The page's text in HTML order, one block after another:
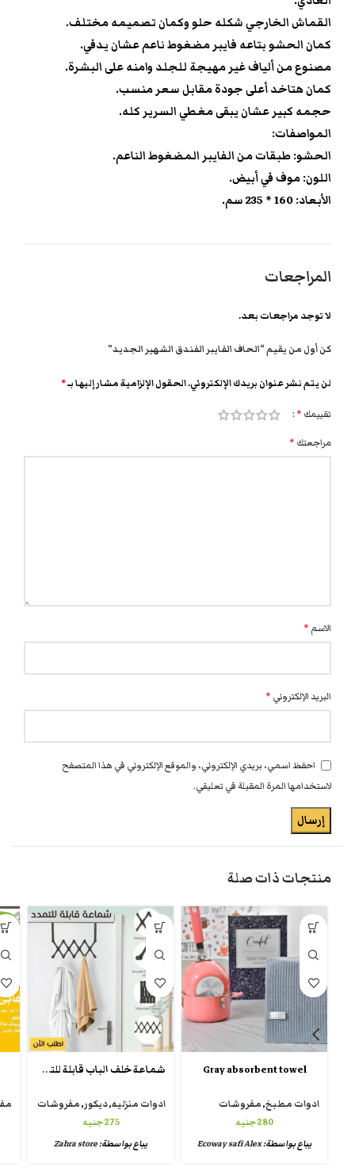
القماش الخارجي شكله حلو وكمان تصميمه مختلف.
كمان الحشو بتاعه فايبر مضغوط ناعم عشان يدفي.
مصنوع من ألياف غير مهيجة للجلد وامنه على البشرة.
كمان هتاخد أعلى جودة مقابل سعر منسب.
حجمه كبير عشان يبقى مغطي السرير كله.
المواصفات:
الحشو: طبقات من الفايبر المضغوط الناعم.
اللون: موف في أبيض.
الأبعاد: 160 * 235 سم.
المراجعات
لا توجد مراجعات بعد.
كن أول من يقيم “الحاف الفايبر الفندق الشهير الجديد”
لن يتم نشر عنوان بريدك الإلكتروني.الحقول الإلزامية مشار إليها بـ*
تقييمك *
مراجعتك *
الاسم *
البريد الإلكتروني *
احفظ اسمي، بريدي الإلكتروني، والموقع الإلكتروني في هذا المتصفح
لاستخدامها المرة المقبلة في تعليقي.
منتجات ذات صلة
Gray absorbent towel
ادوات مطبخ,مفروشات
280جنيه
يباع بواسطة:Ecoway safi Alex
شماعة خلف الباب قابلة للتمدد
ادوات منزليه,ديكور,مفروشات
275جنيه
يباع بواسطة:Zahra store